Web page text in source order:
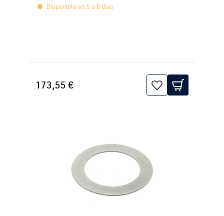
Disponible en 5 a 8 días
173,55 €